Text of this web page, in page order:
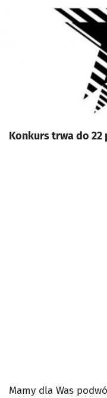
Konkurs trwa do
Mamy dla Was